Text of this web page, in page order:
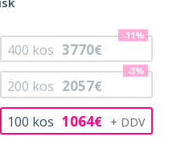
100 kos 1064€
200 kos 2057€
-3%
400 kos 3770€
-11%